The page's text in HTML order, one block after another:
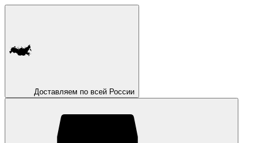
Доставляем по всей России